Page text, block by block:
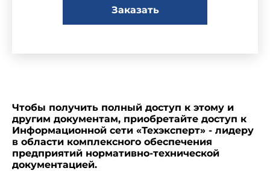
Заказать
Чтобы получить полный доступ к этому и
другим документам, приобретайте доступ к
Информационной сети «Техэксперт» - лидеру
в области комплексного обеспечения
предприятий нормативно-технической
документацией.